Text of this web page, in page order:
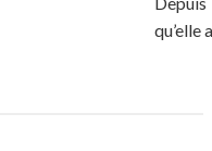
qu’elle